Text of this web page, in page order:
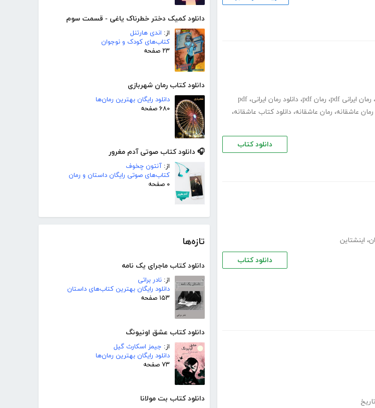
دانلود کمیک دختر خطرناک یاغی - قسمت سوم
از: اندی هارتنل
کتاب‌های کودک و نوجوان
۲۳ صفحه
دانلود کتاب رمان شهربازی
دانلود رایگان بهترین رمان‌ها
۶۸۰ صفحه
🎧 دانلود کتاب صوتی آدم مغرور
از: آنتون چخوف
کتاب‌های صوتی رایگان داستان و رمان
۰ صفحه
تازه‌ها
دانلود کتاب ماجرای یک نامه
از: نادر براتی
دانلود رایگان بهترین کتاب‌های داستان
۱۵۳ صفحه
دانلود کتاب عشق اونیونگ
از: جیمز اسکارث گیل
دانلود رایگان بهترین رمان‌ها
۷۳ صفحه
دانلود کتاب بت مولانا
، رمان ایرانی pdf ، رمان pdf ، دانلود رمان ایرانی، pdf
رمان عاشقانه، رمان عاشقانه، دانلود کتاب عاشقانه،
دانلود کتاب
، اینشتاین
دانلود کتاب